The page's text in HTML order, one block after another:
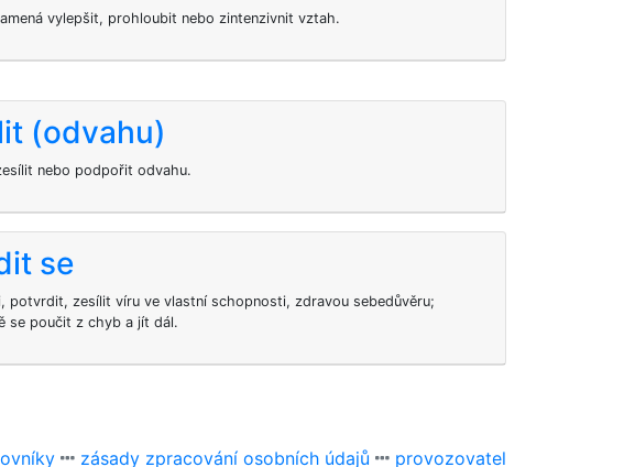
vylepšit, prohloubit nebo zintenzivnit vztah.
(odvahu)
nebo podpořit odvahu.
se
potvrdit, zesílit víru ve vlastní schopnosti, zdravou sebedůvěru;
se poučit z chyb a jít dál.
zásady zpracování osobních údajů provozovatel